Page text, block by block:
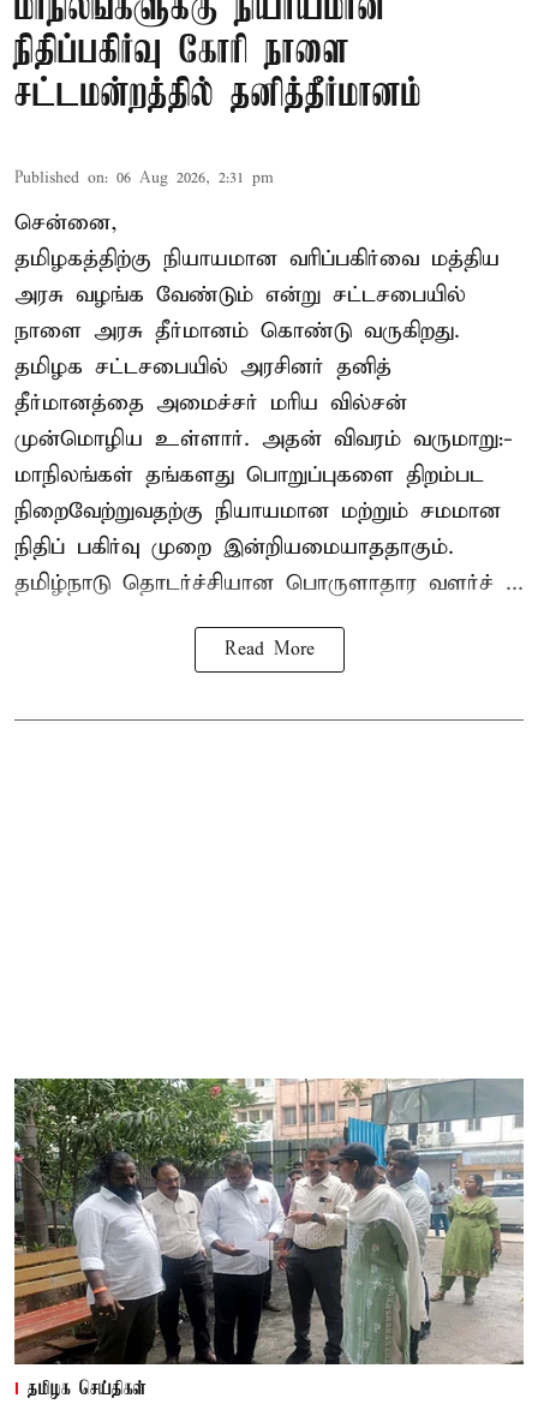
மாநிலங்களுக்கு நியாயமான
நிதிப்பகிர்வு கோரி நாளை
சட்டமன்றத்தில் தனித்தீர்மானம்
Published on: 06 Aug 2026, 2:31 pm
சென்னை,
தமிழகத்திற்கு நியாயமான வரிப்பகிர்வை மத்திய
அரசு வழங்க வேண்டும் என்று சட்டசபையில்
நாளை அரசு தீர்மானம் கொண்டு வருகிறது.
தமிழக சட்டசபையில் அரசினர் தனித்
தீர்மானத்தை அமைச்சர் மரிய வில்சன்
முன்மொழிய உள்ளார். அதன் விவரம் வருமாறு:-
மாநிலங்கள் தங்களது பொறுப்புகளை திறம்பட
நிறைவேற்றுவதற்கு நியாயமான மற்றும் சமமான
நிதிப் பகிர்வு முறை இன்றியமையாததாகும்.
தமிழ்நாடு தொடர்ச்சியான பொருளாதார வளர்ச் ...
Read More
தமிழக செய்திகள்